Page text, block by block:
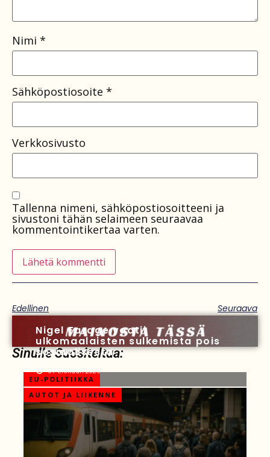
Nimi *
Sähköpostiosoite *
Verkkosivusto
Tallenna nimeni, sähköpostiosoitteeni ja
sivustoni tähän selaimeen seuraavaa
kommentointikertaa varten.
Edellinen Seuraava
Sinulle Suositeltua:
EU-POLITIIKKA
Nigel Farage vaatii
ulkomaalaisten sulkemista pois
sosiaalisesta
07 elokuun 2026
AUTOT JA LIIKENNE